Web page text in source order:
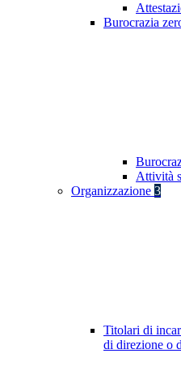
Burocrazia
Attività
Organizzazione 3
Titolari di
di direzione o